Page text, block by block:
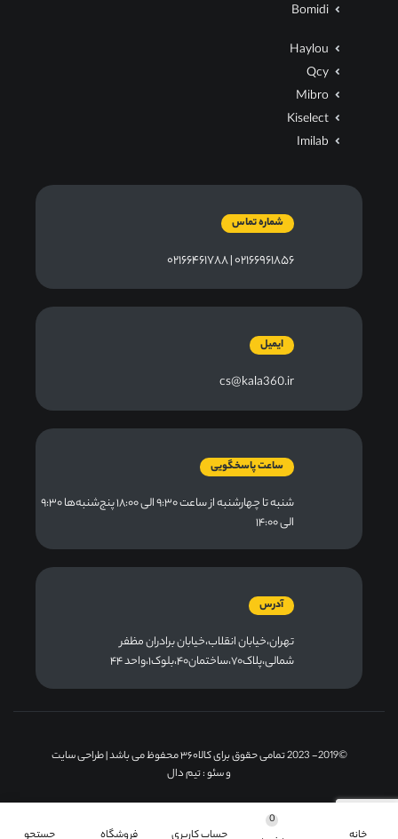
Bomidi
Haylou
Qcy
Mibro
Kiselect
Imilab
شماره تماس
۰۲۱۶۶۹۶۱۸۵۶ | ۰۲۱۶۶۴۶۱۷۸۸
ایمیل
cs@kala360.ir
ساعت پاسخگویی
شنبه تا چهارشنبه از ساعت ۹:۳۰ الی ۱۸:۰۰ پنج‌شنبه‌ها ۹:۳۰
الی ۱۴:۰۰
آدرس
تهران،خیابان انقلاب،خیابان برادران مظفر
شمالی،پلاک۷۰،ساختمان۴۰،بلوک۱،واحد ۴۴
©2019- 2023 تمامی حقوق برای کالا۳۶۰ محفوظ می باشد |
طراحی سایت
و سئو: تیم دال
خانه
0
حساب کاربری فروشگاه جستجو